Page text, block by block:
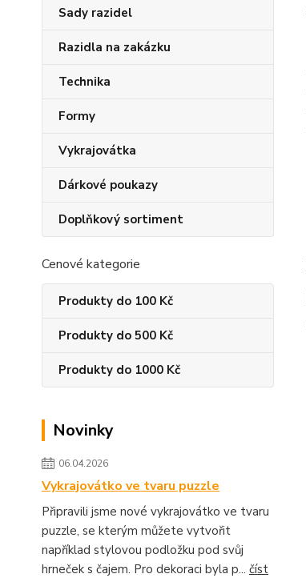
Sady razidel
Razidla na zakázku
Technika
Formy
Vykrajovátka
Dárkové poukazy
Doplňkový sortiment
Cenové kategorie
Produkty do 100 Kč
Produkty do 500 Kč
Produkty do 1000 Kč
Novinky
06.04.2026
Vykrajovátko ve tvaru puzzle
Připravili jsme nové vykrajovátko ve tvaru
puzzle, se kterým můžete vytvořit
například stylovou podložku pod svůj
hrneček s čajem. Pro dekoraci byla p... číst